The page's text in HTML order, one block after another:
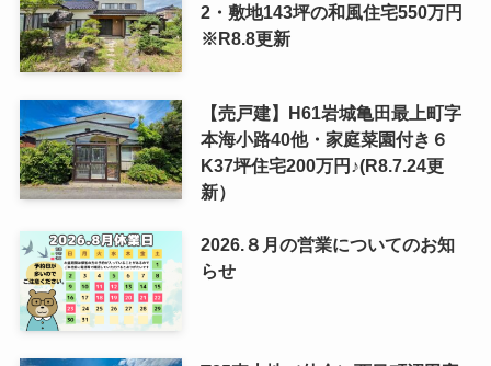
2・敷地143坪の和風住宅550万円
※R8.8更新
【売戸建】H61岩城亀田最上町字
本海小路40他・家庭菜園付き６
K37坪住宅200万円♪(R8.7.24更
新）
2026.８月の営業についてのお知
らせ